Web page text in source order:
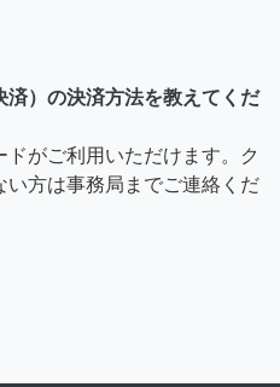
）の決済方法を教えてくだ
がご利用いただけます。ク
い方は事務局までご連絡くだ